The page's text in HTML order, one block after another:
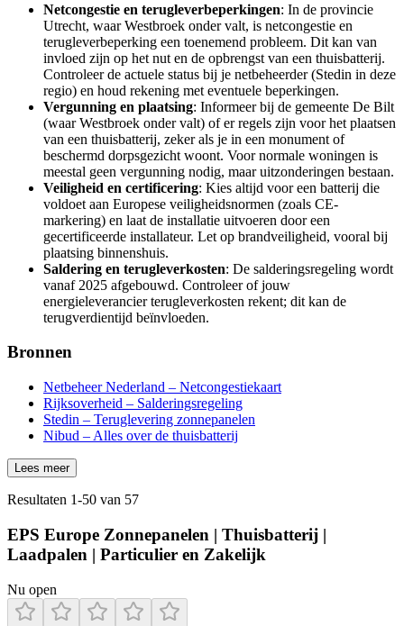
Netcongestie en terugleverbeperkingen: In de provincie
Utrecht, waar Westbroek onder valt, is netcongestie en
terugleverbeperking een toenemend probleem. Dit kan van
invloed zijn op het nut en de opbrengst van een thuisbatterij.
Controleer de actuele status bij je netbeheerder (Stedin in deze
regio) en houd rekening met eventuele beperkingen.
Vergunning en plaatsing: Informeer bij de gemeente De Bilt
(waar Westbroek onder valt) of er regels zijn voor het plaatsen
van een thuisbatterij, zeker als je in een monument of
beschermd dorpsgezicht woont. Voor normale woningen is
meestal geen vergunning nodig, maar uitzonderingen bestaan.
Veiligheid en certificering: Kies altijd voor een batterij die
voldoet aan Europese veiligheidsnormen (zoals CE-
markering) en laat de installatie uitvoeren door een
gecertificeerde installateur. Let op brandveiligheid, vooral bij
plaatsing binnenshuis.
Saldering en terugleverkosten: De salderingsregeling wordt
vanaf 2025 afgebouwd. Controleer of jouw
energieleverancier terugleverkosten rekent; dit kan de
terugverdientijd beïnvloeden.
Bronnen
Netbeheer Nederland – Netcongestiekaart
Rijksoverheid – Salderingsregeling
Stedin – Teruglevering zonnepanelen
Nibud – Alles over de thuisbatterij
Lees meer
Resultaten 1-50 van 57
EPS Europe Zonnepanelen | Thuisbatterij |
Laadpalen | Particulier en Zakelijk
Nu open